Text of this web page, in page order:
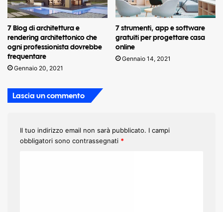
7 Blog di architettura e
rendering architettonico che
ogni professionista dovrebbe
frequentare
Gennaio 20, 2021
7 strumenti, app e software
gratuiti per progettare casa
online
Gennaio 14, 2021
Lascia un commento
Il tuo indirizzo email non sarà pubblicato. I campi
obbligatori sono contrassegnati *